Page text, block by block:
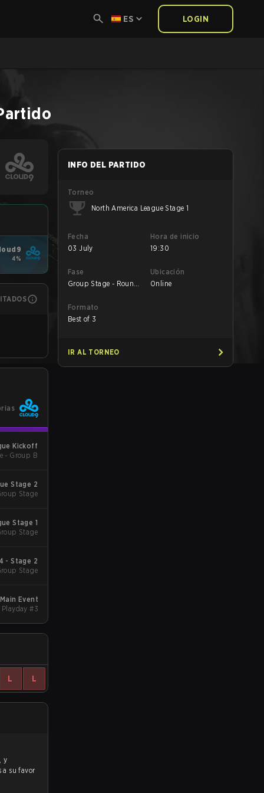
ES LOGIN
4%
Kickoff
- Group B
Stage 2
Stage
Stage 1
Stage
- Stage 2
Stage
Event
#3
L L
a su favor
INFO DEL PARTIDO
Torneo
North America League Stage 1
Fecha
03 July
Hora de inicio
19:30
Fase
Group Stage - Round
Ubicación
Online
Formato
Best of 3
IR AL TORNEO